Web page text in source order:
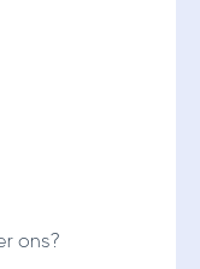
ons?